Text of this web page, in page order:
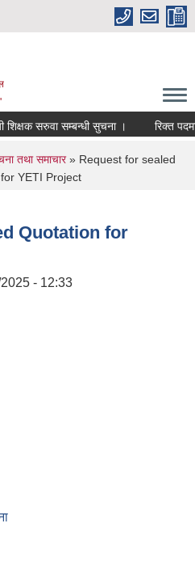
सरुवा सम्बन्धी सुचना । रिक्त पदमा
तथा समाचार» Request for sealed
YETI Project
Quotation for
- 12:33